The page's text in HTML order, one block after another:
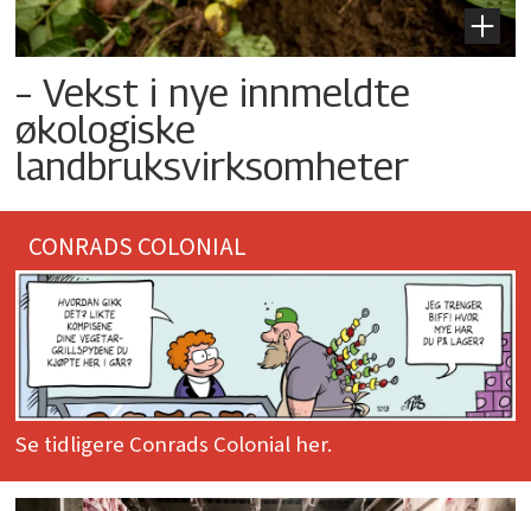
– Vekst i nye innmeldte
økologiske
landbruksvirksomheter
CONRADS COLONIAL
Se tidligere Conrads Colonial her.